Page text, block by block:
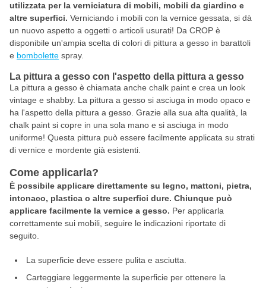
utilizzata per la verniciatura di mobili, mobili da giardino e
altre superfici. Verniciando i mobili con la vernice gessata, si dà
un nuovo aspetto a oggetti o articoli usurati! Da CROP è
disponibile un'ampia scelta di colori di pittura a gesso in barattoli
e bombolette spray.
La pittura a gesso con l'aspetto della pittura a gesso
La pittura a gesso è chiamata anche chalk paint e crea un look
vintage e shabby. La pittura a gesso si asciuga in modo opaco e
ha l'aspetto della pittura a gesso. Grazie alla sua alta qualità, la
chalk paint si copre in una sola mano e si asciuga in modo
uniforme! Questa pittura può essere facilmente applicata su strati
di vernice e mordente già esistenti.
Come applicarla?
È possibile applicare direttamente su legno, mattoni, pietra,
intonaco, plastica o altre superfici dure. Chiunque può
applicare facilmente la vernice a gesso. Per applicarla
correttamente sui mobili, seguire le indicazioni riportate di
seguito.
La superficie deve essere pulita e asciutta.
Carteggiare leggermente la superficie per ottenere la